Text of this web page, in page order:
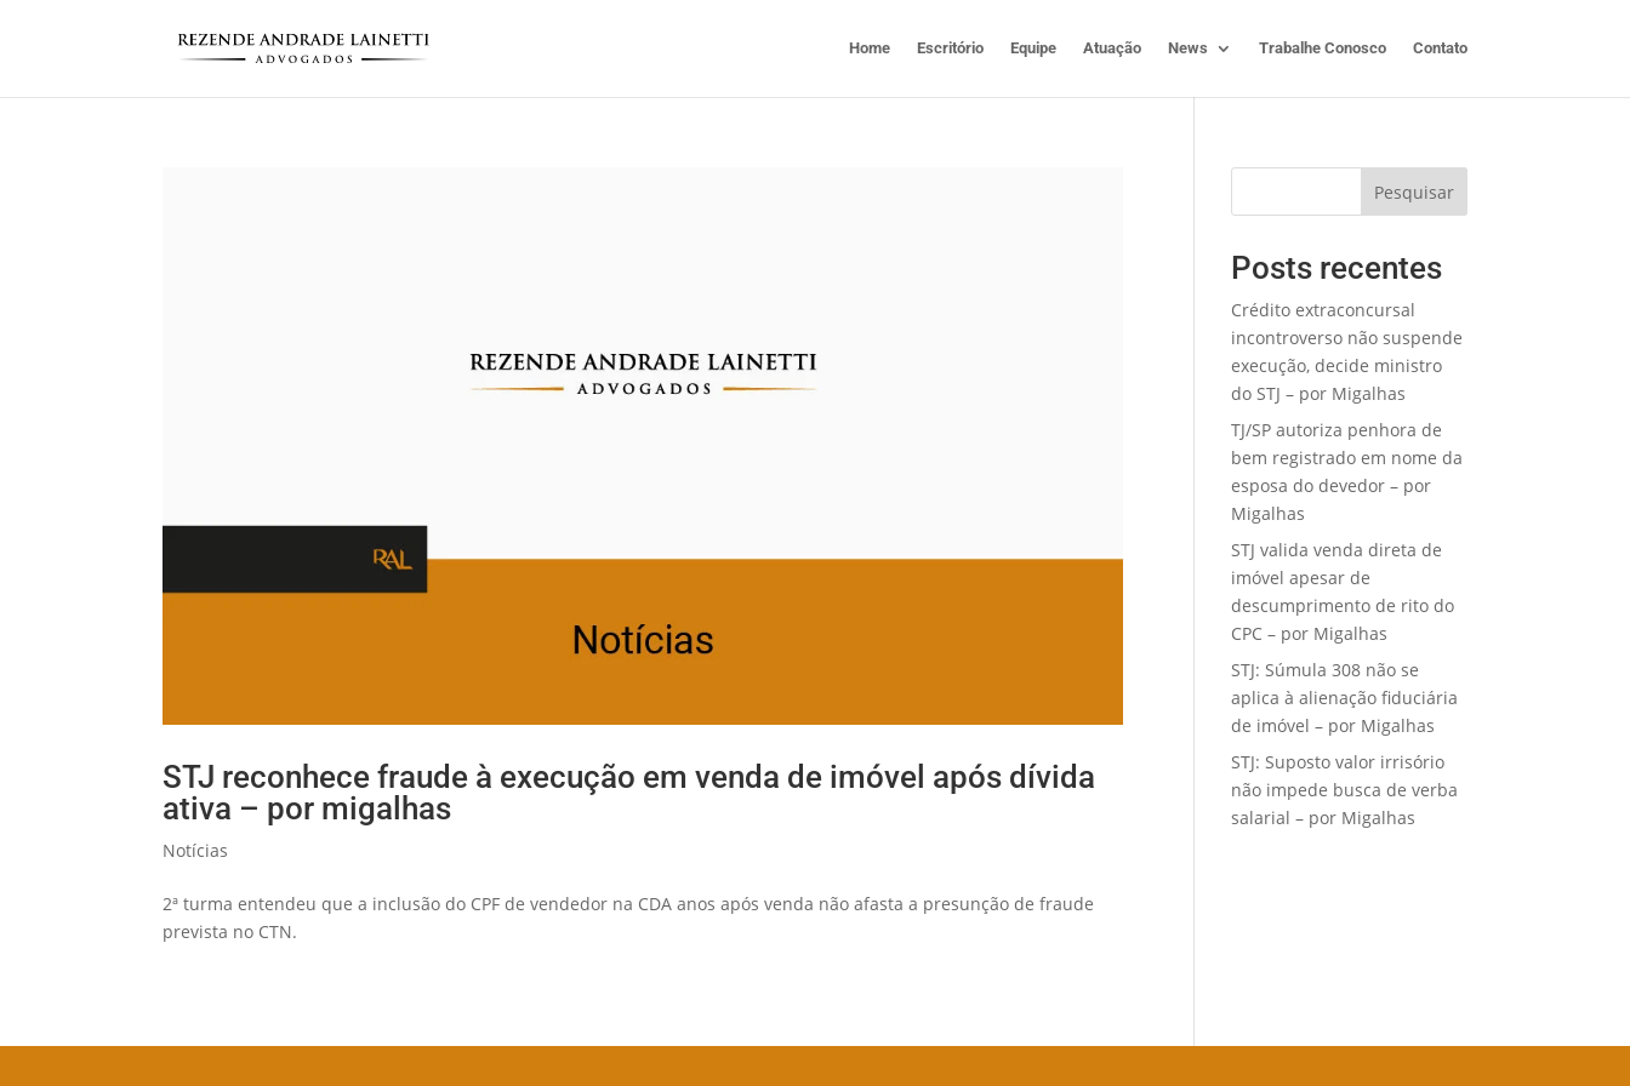
Home Escritório Equipe Atuação News Trabalhe Conosco Contato
STJ reconhece fraude à execução em venda de imóvel após dívida
ativa – por migalhas
Notícias
2ª turma entendeu que a inclusão do CPF de vendedor na CDA anos após venda não afasta a presunção de fraude
prevista no CTN.
Pesquisar
Posts recentes
Crédito extraconcursal
incontroverso não suspende
execução, decide ministro
do STJ – por Migalhas
TJ/SP autoriza penhora de
bem registrado em nome da
esposa do devedor – por
Migalhas
STJ valida venda direta de
imóvel apesar de
descumprimento de rito do
CPC – por Migalhas
STJ: Súmula 308 não se
aplica à alienação fiduciária
de imóvel – por Migalhas
STJ: Suposto valor irrisório
não impede busca de verba
salarial – por Migalhas